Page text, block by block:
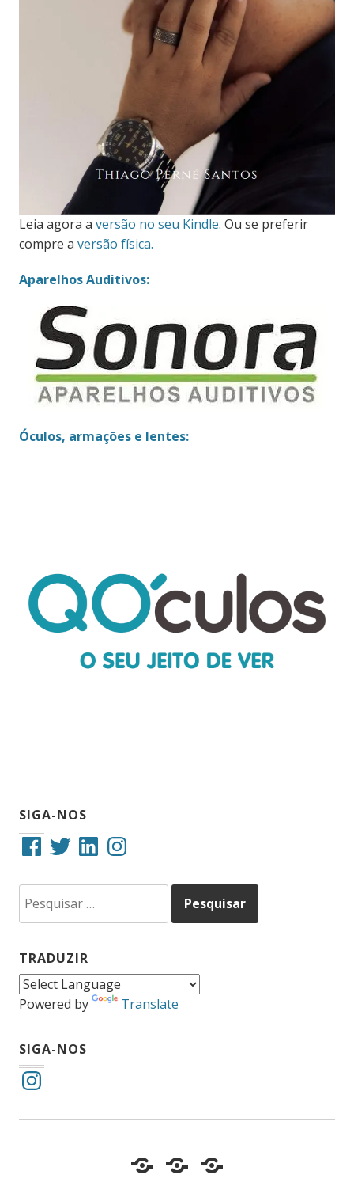
Leia agora a versão no seu Kindle. Ou se preferir
compre a versão física.
Aparelhos Auditivos:
Óculos, armações e lentes:
SIGA-NOS
FacebookTwitterLinkedInInstagram
por:
TRADUZIR
Powered by Translate
SIGA-NOS
Instagram
CotidianoInclusãoDiário